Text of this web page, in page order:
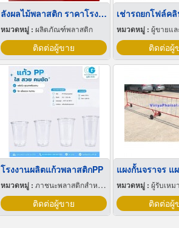
ลังผลไม้พลาสติก ราคาโรงงาน
หมวดหมู่ : ผลิตภัณฑ์พลาสติก
ติดต่อผู้ขาย
หมวดหมู่ :ผู้ขายแล
ติดต่อผู้
โรงงานผลิตแก้วพลาสติกPP
หมวดหมู่ : ภาชนะพลาสติกสำหรับบรรจุ
ติดต่อผู้ขาย
แผงกั้นจราจร แ
หมวดหมู่ :ผู้รับเหม
ติดต่อผู้